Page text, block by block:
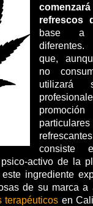
refrescos
base a
que,
no
utilizará
consiste
activo de la
ingrediente
de su marca a
terapéuticos en